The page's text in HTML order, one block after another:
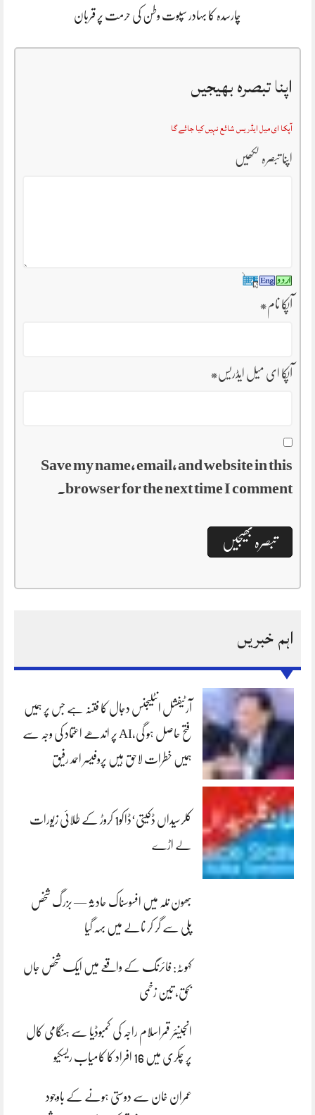
چارسدہ کا بہادر سپوت وطن کی حرمت پر قربان
اپنا تبصرہ بھیجیں
آپکا ای میل ایڈریس شائع نہیں کیا جائے گا
اپنا تبصرہ لکھیں
آپکا نام*
آپکا ای میل ایڈریس*
Save my name, email, and website in this
browser for the next time I comment.
اہم خبریں
آرٹیفشل انٹلیجنس دجال کا فتنہ ہے جس پر ہمیں
فتح حاصل ہو گی،AI پر اندھے اعتماد کی وجہ سے
ہمیں خطرات لاحق ہیں پروفیسر احمد رفیق
کلرسیداں ڈکیتی‘ڈاکو1 کروڑ کے طلائی زیورات
لے اڑے
بھون نلہ میں افسوسناک حادثہ — بزرگ شخص
پلی سے گر کر نالے میں بہہ گیا
کہوٹہ: فائرنگ کے واقعے میں ایک شخص جاں
بحق، تین زخمی
انجینئر قمراسلام راجہ کی کمبوڈیا سے ہنگامی کال
پر چکری میں 16 افراد کا کامیاب ریسکیو
عمران خان سے دوستی ہونے کے باوجود